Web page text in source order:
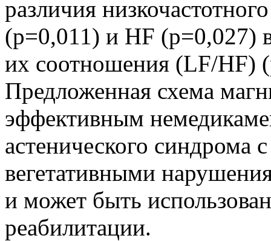
различия
(р=0,011) и HF (р=0,027)
их соотношения (LF/HF)
Предложенная схема
эффективным
астенического синдрома
вегетативными
и может быть
реабилитации.